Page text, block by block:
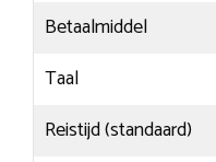
Betaalmiddel
Taal
Reistijd (standaard)